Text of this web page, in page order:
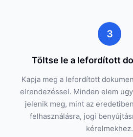
3
Töltse le a lefordított
Kapja meg a lefordított
elrendezéssel. Minden elem
jelenik meg, mint az
felhasználásra, jogi
kérelmekhez.